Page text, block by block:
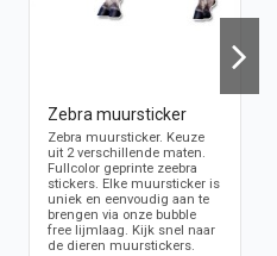
Zebra muursticker
Zebra muursticker. Keuze
uit 2 verschillende maten.
Fullcolor geprinte zeebra
stickers. Elke muursticker is
uniek en eenvoudig aan te
brengen via onze bubble
free lijmlaag. Kijk snel naar
de dieren muurstickers.